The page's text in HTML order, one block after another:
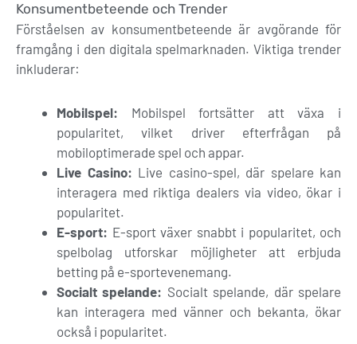
Konsumentbeteende och Trender
Förståelsen av konsumentbeteende är avgörande för
framgång i den digitala spelmarknaden. Viktiga trender
inkluderar:
Mobilspel: Mobilspel fortsätter att växa i
popularitet, vilket driver efterfrågan på
mobiloptimerade spel och appar.
Live Casino: Live casino-spel, där spelare kan
interagera med riktiga dealers via video, ökar i
popularitet.
E-sport: E-sport växer snabbt i popularitet, och
spelbolag utforskar möjligheter att erbjuda
betting på e-sportevenemang.
Socialt spelande: Socialt spelande, där spelare
kan interagera med vänner och bekanta, ökar
också i popularitet.